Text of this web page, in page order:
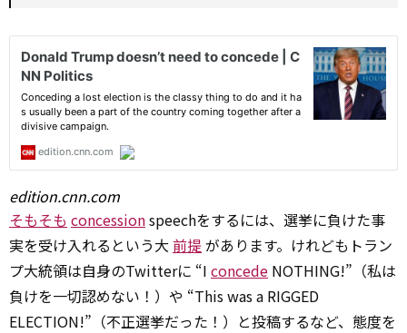
edition.cnn.com
そもそも concessionspeechをするには、選挙に負けた事
実を受け入れるという大 前提があります。けれどもトラン
プ大統領は自身のTwitterに “I concede NOTHING!”（私は
負けを一切認めない！）や “This was a RIGGED
ELECTION!”（不正選挙だった！）と投稿するなど、態度を